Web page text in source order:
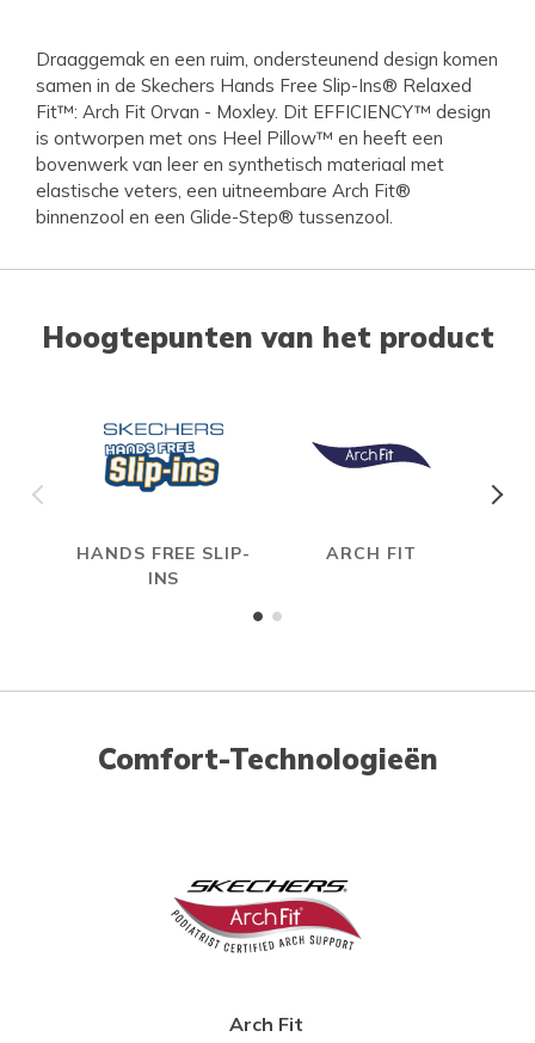
Draaggemak en een ruim, ondersteunend design komen
samen in de Skechers Hands Free Slip-Ins® Relaxed
Fit™: Arch Fit Orvan - Moxley. Dit EFFICIENCY™ design
is ontworpen met ons Heel Pillow™ en heeft een
bovenwerk van leer en synthetisch materiaal met
elastische veters, een uitneembare Arch Fit®
binnenzool en een Glide-Step® tussenzool.
Hoogtepunten van het product
HANDS FREE SLIP-
INS
ARCH FIT
Comfort-Technologieën
Arch Fit